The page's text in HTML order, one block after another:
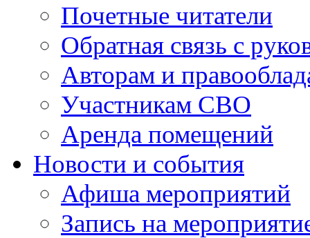
Почетные читатели
Обратная связь с
Авторам и
Участникам СВО
Аренда помещений
Новости и события
Афиша мероприятий
Запись на